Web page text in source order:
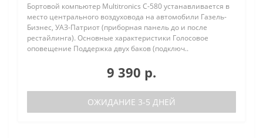
Бортовой компьютер Multitronics C-580 устанавливается в
место центрального воздуховода на автомобили Газель-
Бизнес, УАЗ-Патриот (приборная панель до и после
рестайлинга). Основные характеристики Голосовое
оповещение Поддержка двух баков (подключ..
9 390 р.
ОЖИДАНИЕ 3-5 ДНЕЙ